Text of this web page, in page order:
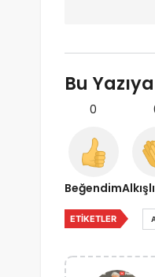
Bu
0
Beğendim
ETIKETLER